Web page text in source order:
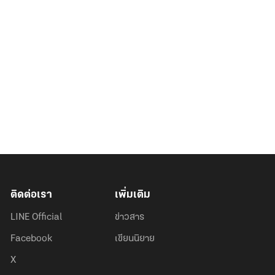
ติดต่อเรา
LINE Official
Facebook
X
เพิ่มเติม
ข่าวสาร
เขียนนิยาย